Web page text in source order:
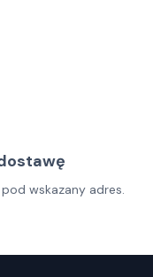
wskazany adres.